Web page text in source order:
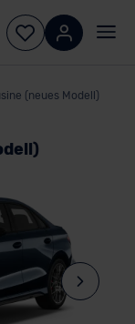
(neues Modell)